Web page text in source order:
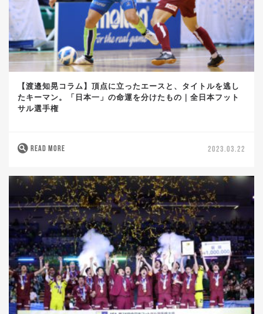
【渡邉知晃コラム】頂点に立ったエースと、タイトルを逃し
たキーマン。「日本一」の命運を分けたもの｜全日本フット
サル選手権
READ MORE 2023.03.22